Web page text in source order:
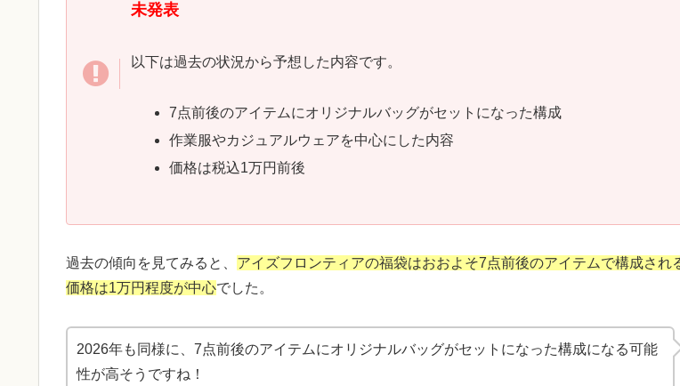
未発表
以下は過去の状況から予想した内容です。
7点前後のアイテムにオリジナルバッグがセットになった構成
作業服やカジュアルウェアを中心にした内容
価格は税込1万円前後
過去の傾向を見てみると、 アイズフロンティアの福袋はおおよそ7点前後のアイテムで構成され
価格は1万円程度が中心でした。
2026年も同様に、7点前後のアイテムにオリジナルバッグがセットになった構成になる可能
性が高そうですね！